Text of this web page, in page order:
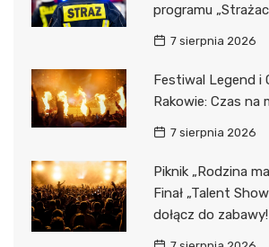
programu
7 sierpnia 2026
Festiwal Legend i
Rakowie: Czas na
7 sierpnia 2026
Piknik „Rodzina
Finał „Talent
dołącz do zabawy!